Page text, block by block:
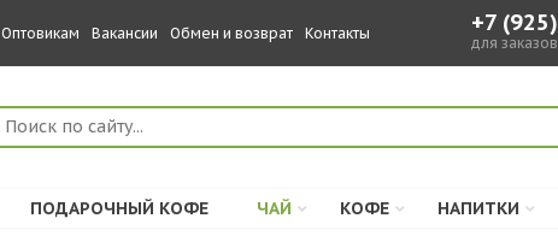
Оптовикам Вакансии Обмен и возврат Контакты +7
для заказов
ПОДАРОЧНЫЙ КОФЕ ЧАЙ КОФЕ НАПИТКИ